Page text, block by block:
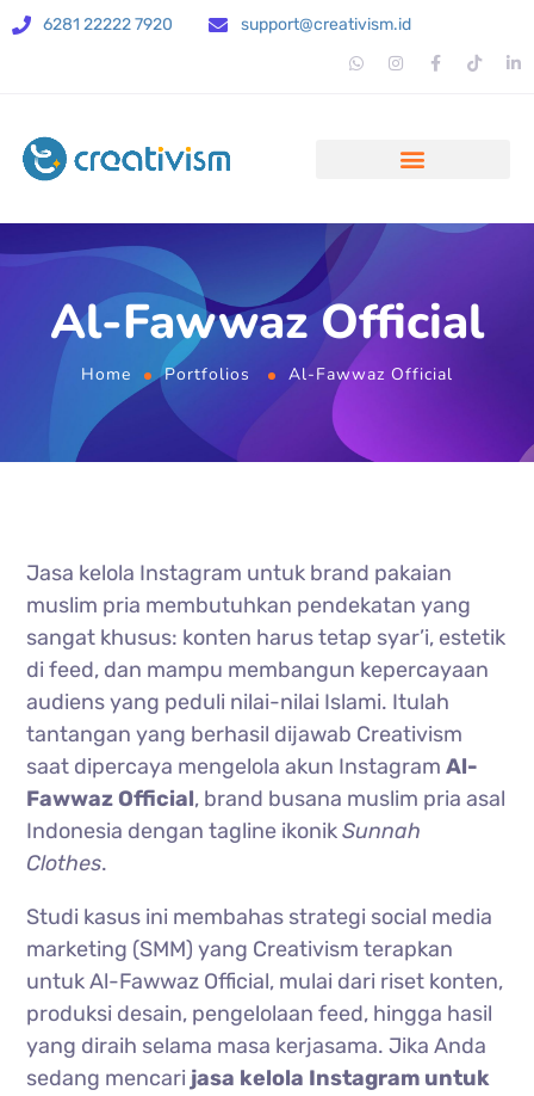
6281 22222 7920 support@creativism.id
Al-Fawwaz Official
Home Portfolios Al-Fawwaz Official
Jasa kelola Instagram untuk brand pakaian
muslim pria membutuhkan pendekatan yang
sangat khusus: konten harus tetap syar’i, estetik
di feed, dan mampu membangun kepercayaan
audiens yang peduli nilai-nilai Islami. Itulah
tantangan yang berhasil dijawab Creativism
saat dipercaya mengelola akun InstagramAl-
Fawwaz Official, brand busana muslim pria asal
Indonesia dengan tagline ikonikSunnah
Clothes.
Studi kasus ini membahas strategi social media
marketing (SMM) yang Creativism terapkan
untuk Al-Fawwaz Official, mulai dari riset konten,
produksi desain, pengelolaan feed, hingga hasil
yang diraih selama masa kerjasama. Jika Anda
sedang mencari jasa kelola Instagram untuk